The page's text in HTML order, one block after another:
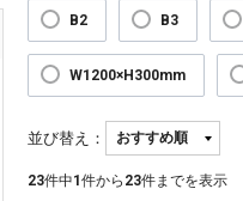
B2 B3
W1200×H300mm
並び替え：
23件中1 件から 23件までを表示